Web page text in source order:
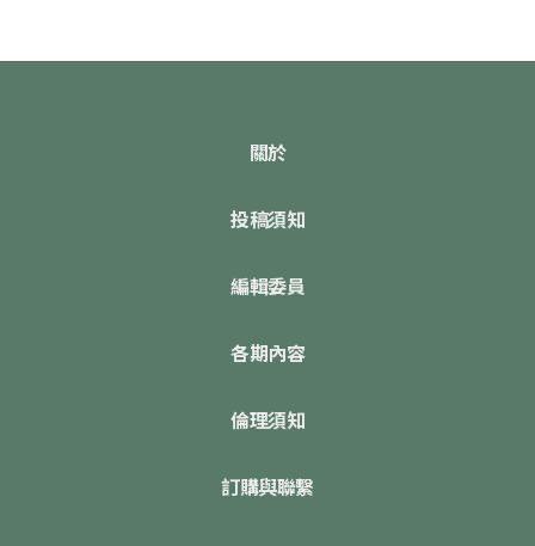
關於
投稿須知
編輯委員
各期內容
倫理須知
訂購與聯繫